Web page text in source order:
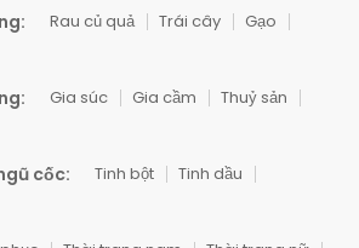
Rau củ quả Trái cây
Gạo
Gia súc Gia cầm
Thuỷ sản
cốc: Tinh bột
Tinh dầu